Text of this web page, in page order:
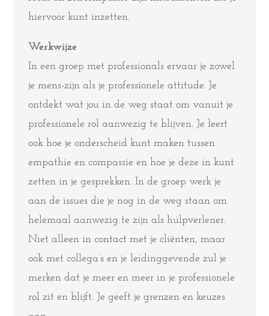
hiervoor kunt inzetten.
Werkwijze
In een groep met professionals ervaar je zowel
je mens-zijn als je professionele attitude. Je
ontdekt wat jou in de weg staat om vanuit je
professionele rol aanwezig te blijven. Je leert
ook hoe je onderscheid kunt maken tussen
empathie en compassie en hoe je deze in kunt
zetten in je gesprekken. In de groep werk je
aan de issues die je nog in de weg staan om
helemaal aanwezig te zijn als hulpverlener.
Niet alleen in contact met je cliënten, maar
ook met collega’s en je leidinggevende zul je
merken dat je meer en meer in je professionele
rol zit en blijft. Je geeft je grenzen en keuzes